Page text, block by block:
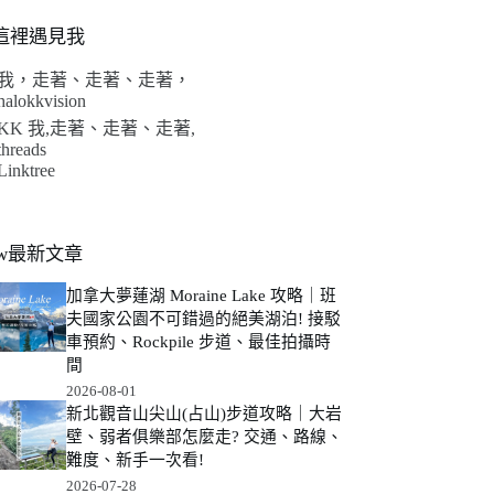
裡遇見我
，走著、走著、走著，
我,走著、走著、走著,
最新文章
加拿大夢蓮湖 Moraine Lake 攻略｜班
夫國家公園不可錯過的絕美湖泊! 接駁
車預約、Rockpile 步道、最佳拍攝時
間
2026-08-01
新北觀音山尖山(占山)步道攻略｜大岩
壁、弱者俱樂部怎麼走? 交通、路線、
難度、新手一次看!
2026-07-28